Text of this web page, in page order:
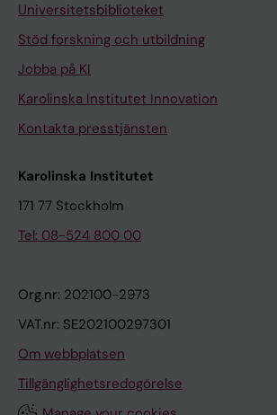
Universitetsbiblioteket
Stöd forskning och utbildning
Jobba på KI
Karolinska Institutet Innovation
Kontakta presstjänsten
Karolinska Institutet
171 77 Stockholm
Tel: 08-524 800 00
Org.nr: 202100-2973
VAT.nr: SE202100297301
Om webbplatsen
Tillgänglighetsredogörelse